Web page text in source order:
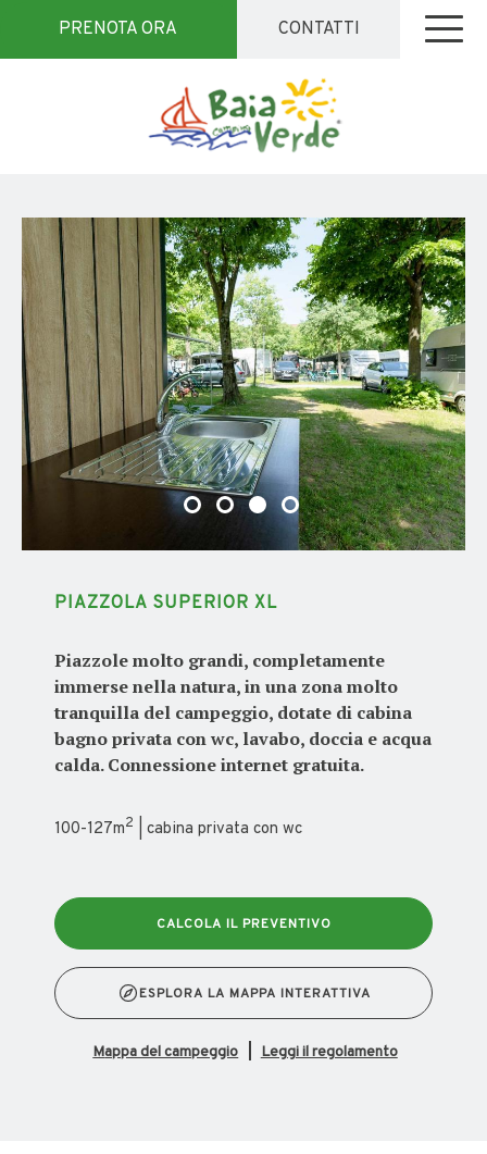
PRENOTA ORA CONTATTI
PIAZZOLA SUPERIOR XL
Piazzole molto grandi, completamente
immerse nella natura, in una zona molto
tranquilla del campeggio, dotate di cabina
bagno privata con wc, lavabo, doccia e acqua
calda. Connessione internet gratuita.
100-127m2 | cabina privata con wc
CALCOLA IL PREVENTIVO
ESPLORA LA MAPPA INTERATTIVA
mappa del campeggio Leggi il regolamento